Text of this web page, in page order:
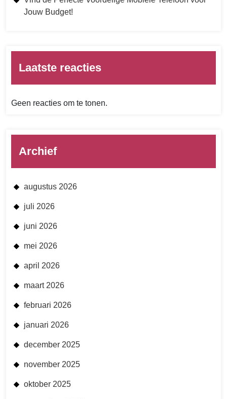
Jouw Budget!
Laatste reacties
Geen reacties om te tonen.
Archief
augustus 2026
juli 2026
juni 2026
mei 2026
april 2026
maart 2026
februari 2026
januari 2026
december 2025
november 2025
oktober 2025